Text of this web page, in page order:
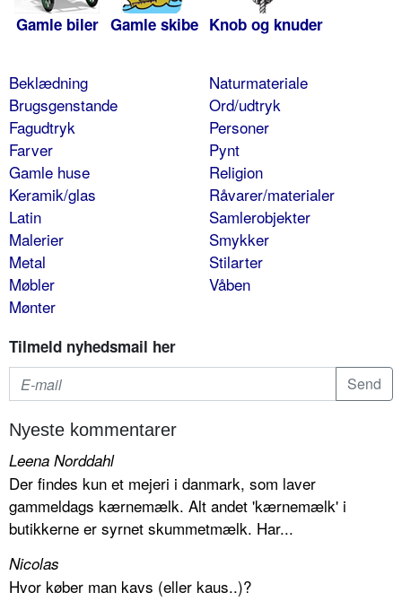
Gamle biler Gamle skibe Knob og knuder
Beklædning
Brugsgenstande
Fagudtryk
Farver
Gamle huse
Keramik/glas
Latin
Malerier
Metal
Møbler
Mønter
Naturmateriale
Ord/udtryk
Personer
Pynt
Religion
Råvarer/materialer
Samlerobjekter
Smykker
Stilarter
Våben
Tilmeld nyhedsmail her
Nyeste kommentarer
Leena Norddahl
Der findes kun et mejeri i danmark, som laver
gammeldags kærnemælk. Alt andet 'kærnemælk' i
butikkerne er syrnet skummetmælk. Har...
Nicolas
Hvor køber man kavs (eller kaus..)?